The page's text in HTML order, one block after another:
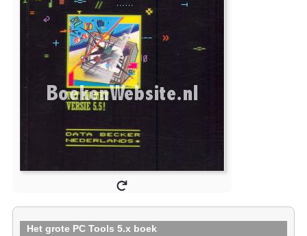
Het grote PC Tools 5.x boek